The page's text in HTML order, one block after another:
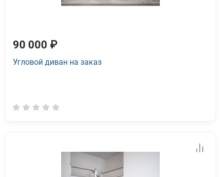
90 000 ₽
Угловой диван на заказ